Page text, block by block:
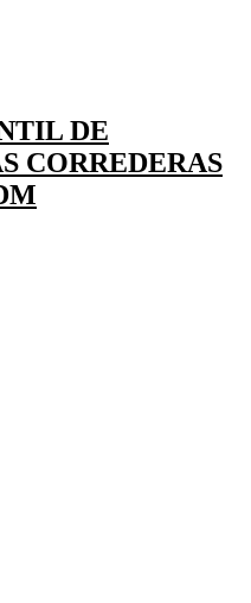
DE
CORREDERAS